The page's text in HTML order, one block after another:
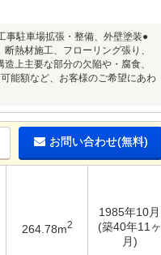
事駐車場拡張・整備、外壁塗装●
熱材施工、フローリング張り、
上主要な部分の欠陥や・腐食、
能額など、お客様のご希望にあわ
お問い合わせ(無料)
264.78m2
1985年10月
(築40年11ヶ
月)